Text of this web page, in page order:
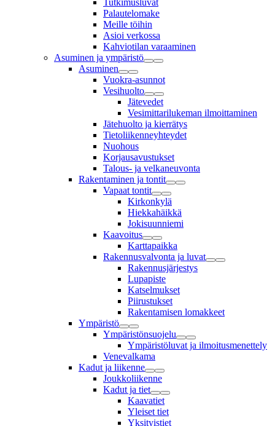
Tutkimusluvat
Palautelomake
Meille töihin
Asioi verkossa
Kahviotilan varaaminen
Asuminen ja ympäristö
Asuminen
Vuokra-asunnot
Vesihuolto
Jätevedet
Vesimittarilukeman ilmoittaminen
Jätehuolto ja kierrätys
Tietoliikenneyhteydet
Nuohous
Korjausavustukset
Talous- ja velkaneuvonta
Rakentaminen ja tontit
Vapaat tontit
Kirkonkylä
Hiekkahäikkä
Jokisuunniemi
Kaavoitus
Karttapaikka
Rakennusvalvonta ja luvat
Rakennusjärjestys
Lupapiste
Katselmukset
Piirustukset
Rakentamisen lomakkeet
Ympäristö
Ympäristönsuojelu
Ympäristöluvat ja ilmoitusmenettely
Venevalkama
Kadut ja liikenne
Joukkoliikenne
Kadut ja tiet
Kaavatiet
Yleiset tiet
Yksityistiet